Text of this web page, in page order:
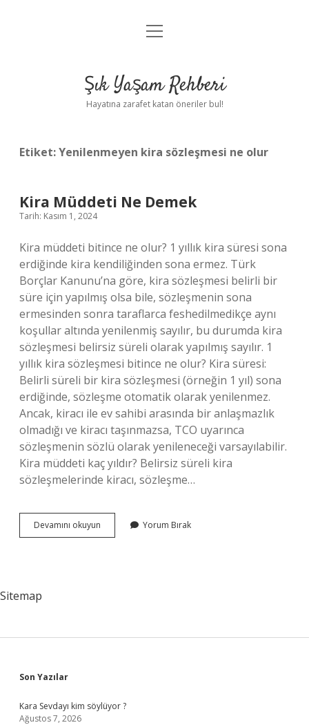
Anasayfa
Yasal Uyarı
menüyü
Şık Yaşam Rehberi
Hayatına zarafet katan öneriler bul!
Etiket:Yenilenmeyen kira sözleşmesi ne olur
Kira Müddeti Ne Demek
Tarih: Kasım 1, 2024
Kira müddeti bitince ne olur? 1 yıllık kira süresi sona
erdiğinde kira kendiliğinden sona ermez. Türk
Borçlar Kanunu’na göre, kira sözleşmesi belirli bir
süre için yapılmış olsa bile, sözleşmenin sona
ermesinden sonra taraflarca feshedilmedikçe aynı
koşullar altında yenilenmiş sayılır, bu durumda kira
sözleşmesi belirsiz süreli olarak yapılmış sayılır. 1
yıllık kira sözleşmesi bitince ne olur? Kira süresi:
Belirli süreli bir kira sözleşmesi (örneğin 1 yıl) sona
erdiğinde, sözleşme otomatik olarak yenilenmez.
Ancak, kiracı ile ev sahibi arasında bir anlaşmazlık
olmadığı ve kiracı taşınmazsa, TCO uyarınca
sözleşmenin sözlü olarak yenileneceği varsayılabilir.
Kira müddeti kaç yıldır? Belirsiz süreli kira
sözleşmelerinde kiracı, sözleşme…
Devamını okuyun
Müddeti
Yorum Bırak
Sitemap
Sidebar
Son Yazılar
Kara Sevdayı kim söylüyor ?
Ağustos 7, 2026